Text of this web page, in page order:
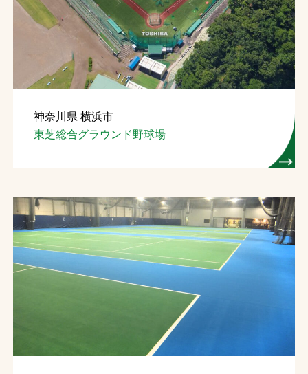
神奈川県 横浜市
東芝総合グラウンド野球場